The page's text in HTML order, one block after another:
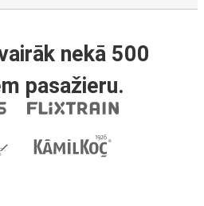
nekā 500
pasažieru.